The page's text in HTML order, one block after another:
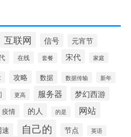
互联网 信号 元宵节
在线 套餐 宋代 家庭
攻略 数据 数据传输 新年
更高 服务器 梦幻西游
疫情 的人 的是 网站
速 自己的 节点 英语